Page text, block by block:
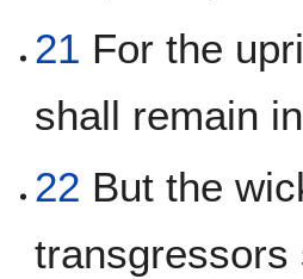
21 For the
shall remain
22 But the
transgressors